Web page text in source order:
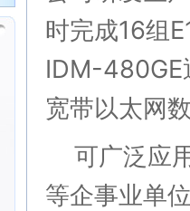
时完成16组
IDM-480GE
宽带以太网
可广泛应
等企事业单